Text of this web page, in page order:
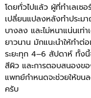
โดยทั่วไปแล้ว ผู้ที่ทำเลเซ
เปลี่ยนแปลงหลังทำประม
บางลง และไม่หนาแน่นเท่
ยาวนาน มักแนะนำให้ทำ
ระยะทุก 4–6 สัปดาห์ ทั้ง
สีผิว และการตอบสนองข
แพทย์กำหนดจะช่วยให้ข
ครับ